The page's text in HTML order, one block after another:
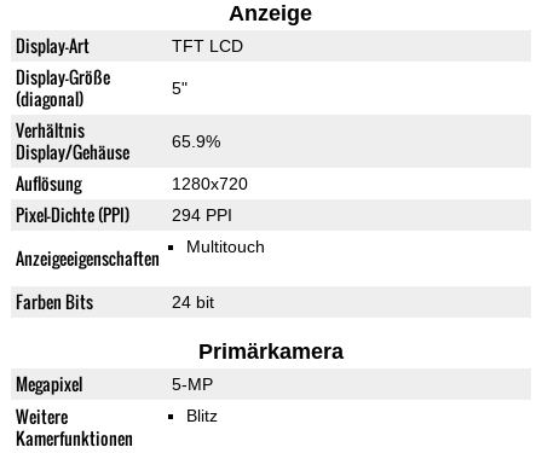
Anzeige
Display-Art TFT LCD
Display-Größe
(diagonal)
5"
Verhältnis
Display/Gehäuse
65.9%
Auflösung 1280x720
Pixel-Dichte (PPI) 294 PPI
Anzeigeeigenschaften Multitouch
Farben Bits 24 bit
Primärkamera
Megapixel 5-MP
Weitere
Kamerfunktionen
Blitz